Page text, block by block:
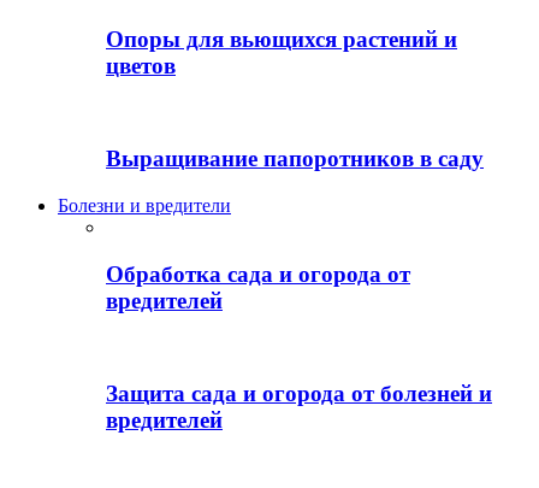
Опоры для вьющихся растений и
цветов
Выращивание папоротников в саду
Болезни и вредители
Обработка сада и огорода от
вредителей
Защита сада и огорода от болезней и
вредителей